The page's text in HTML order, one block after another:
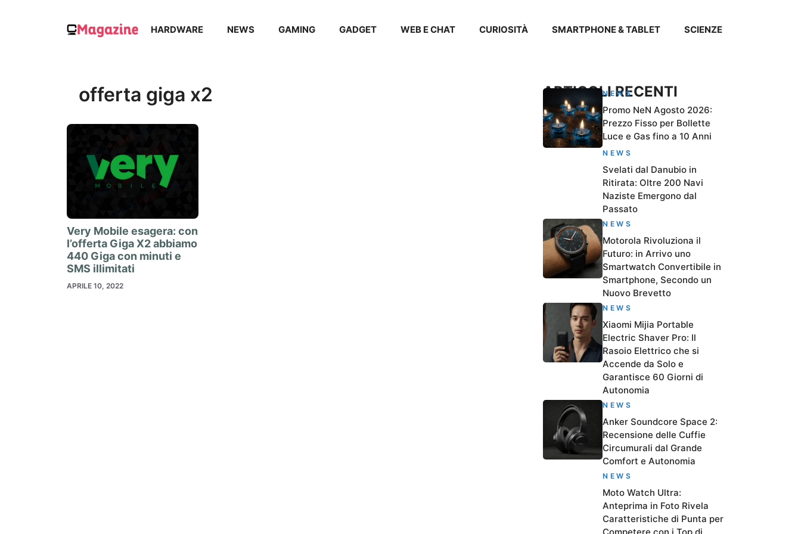
HARDWARE NEWS GAMING GADGET WEB E CHAT CURIOSITÀ SMARTPHONE & TABLET SCIENZE
offerta giga x2
Very Mobile esagera: con
l’offerta Giga X2 abbiamo
440 Giga con minuti e
SMS illimitati
APRILE 10, 2022
ARTICOLI RECENTI
NEWS
Promo NeN Agosto 2026:
Prezzo Fisso per Bollette
Luce e Gas fino a 10 Anni
NEWS
Svelati dal Danubio in
Ritirata: Oltre 200 Navi
Naziste Emergono dal
Passato
NEWS
Motorola Rivoluziona il
Futuro: in Arrivo uno
Smartwatch Convertibile in
Smartphone, Secondo un
Nuovo Brevetto
NEWS
Xiaomi Mijia Portable
Electric Shaver Pro: Il
Rasoio Elettrico che si
Accende da Solo e
Garantisce 60 Giorni di
Autonomia
NEWS
Anker Soundcore Space 2:
Recensione delle Cuffie
Circumurali dal Grande
Comfort e Autonomia
NEWS
Moto Watch Ultra:
Anteprima in Foto Rivela
Caratteristiche di Punta per